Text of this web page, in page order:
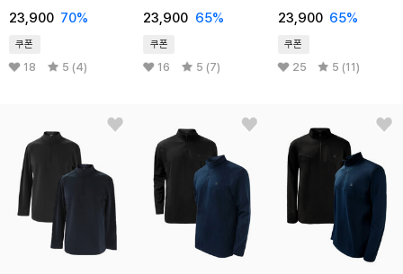
23,900 70%
쿠폰
18 5 (4)
23,900 65%
쿠폰
16 5 (7)
23,900 65%
쿠폰
25 5 (11)